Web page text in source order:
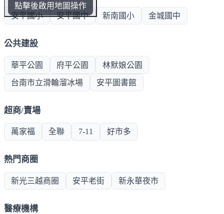
點擊後啟用地圖操作
安平國小 安平國中 新南國小 金城國中
公共建設
華平公園 府平公園 林默娘公園
台南市立滑輪溜冰場 安平圖書館
超商/賣場
萬家福 全聯 7-11 好市多
熱門商圈
新光三越商圈 安平老街 新永華夜市
醫療機構